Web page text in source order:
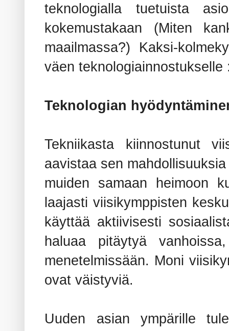
teknologialla tuetuista
kokemustakaan (Miten
maailmassa?) Kaksi-
väen teknologiainnostukselle
Teknologian
Tekniikasta kiinnostunut
aavistaa sen
muiden samaan heimoon
laajasti viisikymppisten
käyttää aktiivisesti
haluaa pitäytyä
menetelmissään. Moni
ovat väistyviä.
Uuden asian ympärille